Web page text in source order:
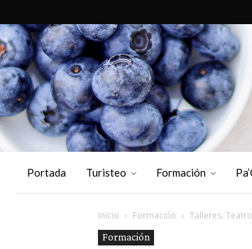
Portada Turisteo Formación
Inicio Formación Talleres:
Formación